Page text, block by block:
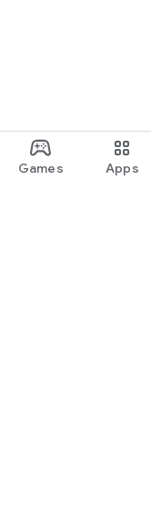
Games Apps